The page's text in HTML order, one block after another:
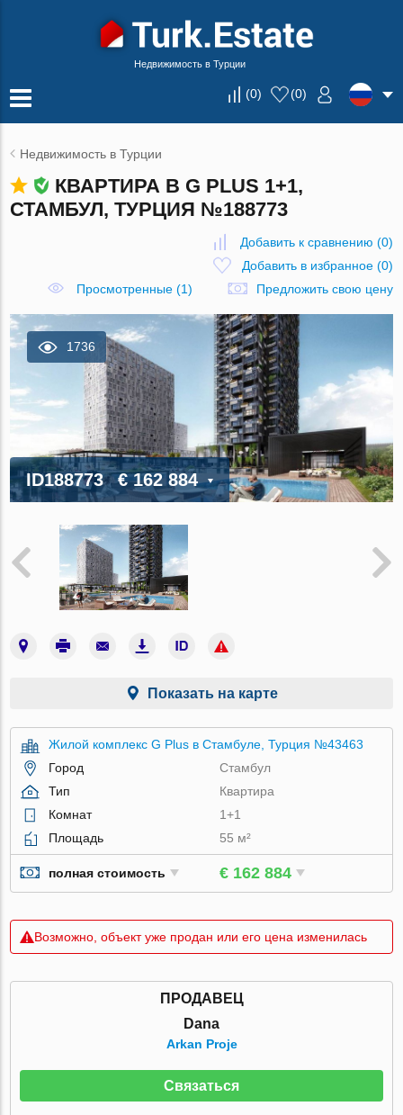
Недвижимость в Турции
(0) (0)
Недвижимость в Турции
КВАРТИРА В G PLUS 1+1,
СТАМБУЛ, ТУРЦИЯ №188773
Добавить к сравнению (0)
Добавить в избранное(0)
Просмотренные (1)
Предложить свою цену
1736
ID188773 € 162 884
Показать на карте
Жилой комплекс G Plus в Стамбуле, Турция №43463
Город
Стамбул
Тип
Квартира
Комнат
1+1
Площадь
55 м²
полная стоимость € 162 884
Возможно, объект уже продан или его цена изменилась
ПРОДАВЕЦ
Dana
Arkan Proje
Связаться